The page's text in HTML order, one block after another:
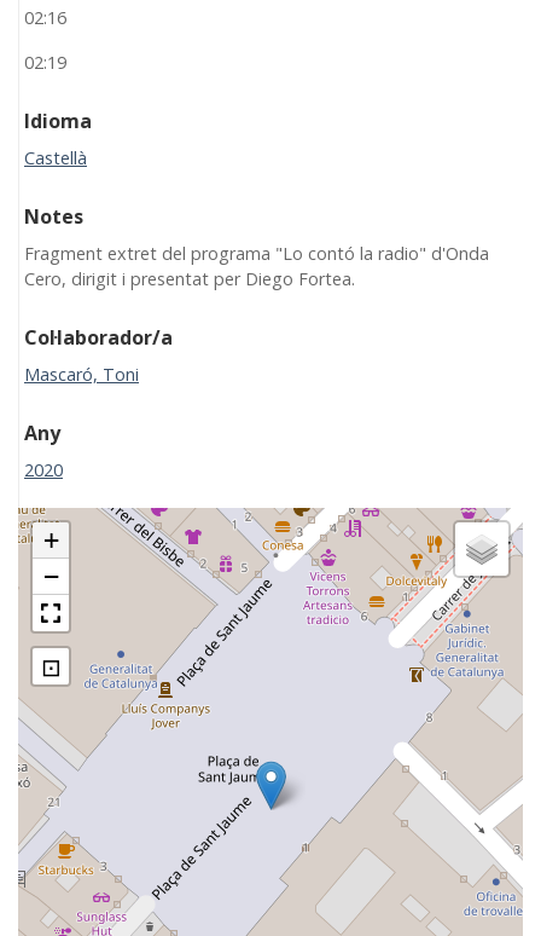
02:16
02:19
Idioma
Castellà
Notes
Fragment extret del programa "Lo contó la radio" d'Onda
Cero, dirigit i presentat per Diego Fortea.
Col·laborador/a
Mascaró, Toni
Any
2020
+
−
⊡